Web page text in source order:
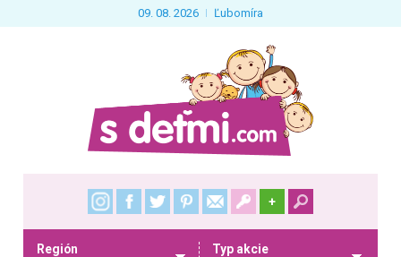
09. 08. 2026 Ľubomíra
+
Región Typ akcie